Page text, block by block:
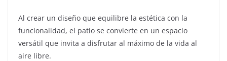
Al crear un diseño que equilibre la estética con la
funcionalidad, el patio se convierte en un espacio
versátil que invita a disfrutar al máximo de la vida al
aire libre.